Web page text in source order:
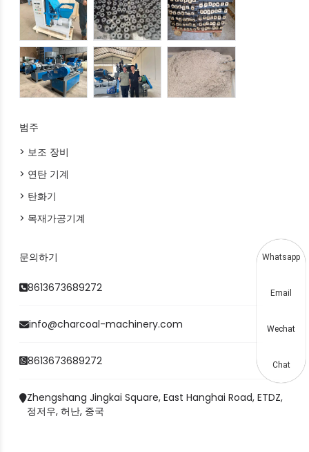
범주
> 보조 장비
> 연탄 기계
> 탄화기
> 목재가공기계
문의하기
8613673689272
info@charcoal-machinery.com
8613673689272
Zhengshang Jingkai Square, East Hanghai Road, ETDZ,
정저우, 허난, 중국
Whatsapp
Email
Wechat
Chat